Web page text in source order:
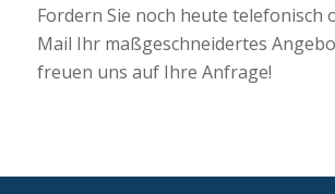
Fordern Sie noch heute telefonisch
Mail Ihr maßgeschneidertes
freuen uns auf Ihre Anfrage!